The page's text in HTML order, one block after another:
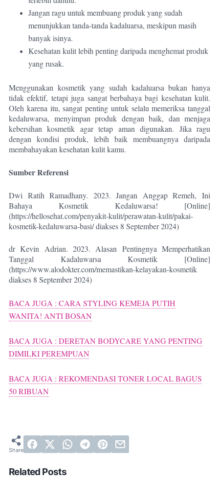
Jangan ragu untuk membuang produk yang sudah
menunjukkan tanda-tanda kadaluarsa, meskipun masih
banyak isinya.
Kesehatan kulit lebih penting daripada menghemat produk
yang rusak.
Menggunakan kosmetik yang sudah kadaluarsa bukan hanya
tidak efektif, tetapi juga sangat berbahaya bagi kesehatan kulit.
Oleh karena itu, sangat penting untuk selalu memeriksa tanggal
kedaluwarsa, menyimpan produk dengan baik, dan menjaga
kebersihan kosmetik agar tetap aman digunakan. Jika ragu
dengan kondisi produk, lebih baik membuangnya daripada
membahayakan kesehatan kulit kamu.
Sumber Referensi
Dwi Ratih Ramadhany. 2023. Jangan Anggap Remeh, Ini
Bahaya Kosmetik Kedaluwarsa! [Online]
(https://hellosehat.com/penyakit-kulit/perawatan-kulit/pakai-
kosmetik-kedaluwarsa-basi/ diakses 8 September 2024)
dr Kevin Adrian. 2023. Alasan Pentingnya Memperhatikan
Tanggal Kadaluwarsa Kosmetik [Online]
(https://www.alodokter.com/memastikan-kelayakan-kosmetik
diakses 8 September 2024)
BACA JUGA : CARA STYLING KEMEJA PUTIH
WANITA! ANTI BOSAN
BACA JUGA : DERETAN BODYCARE YANG PENTING
DIMILKI PEREMPUAN
BACA JUGA : REKOMENDASI TONER LOCAL BAGUS
50 RIBUAN
Related Posts